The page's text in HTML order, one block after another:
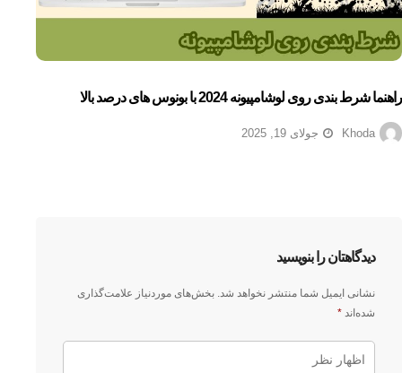
راهنما شرط بندی روی لوشامپیونه 2024 با بونوس های درصد بالا
Khoda جولای 19, 2025
دیدگاهتان را بنویسید
نشانی ایمیل شما منتشر نخواهد شد. بخش‌های موردنیاز علامت‌گذاری
شده‌اند *